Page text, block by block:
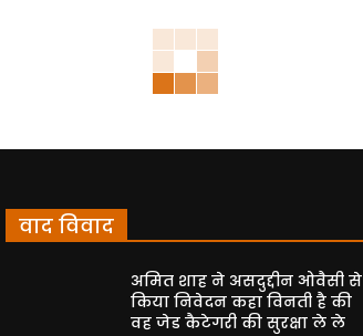
वाद विवाद
अमित शाह ने असदुद्दीन ओवैसी से
किया निवेदन कहा विनती है की
वह जेड कैटेगरी की सुरक्षा ले ले